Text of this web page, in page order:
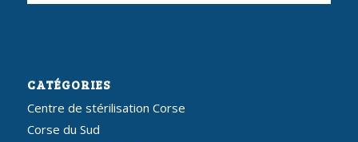
CATÉGORIES
Centre de stérilisation Corse
Corse du Sud